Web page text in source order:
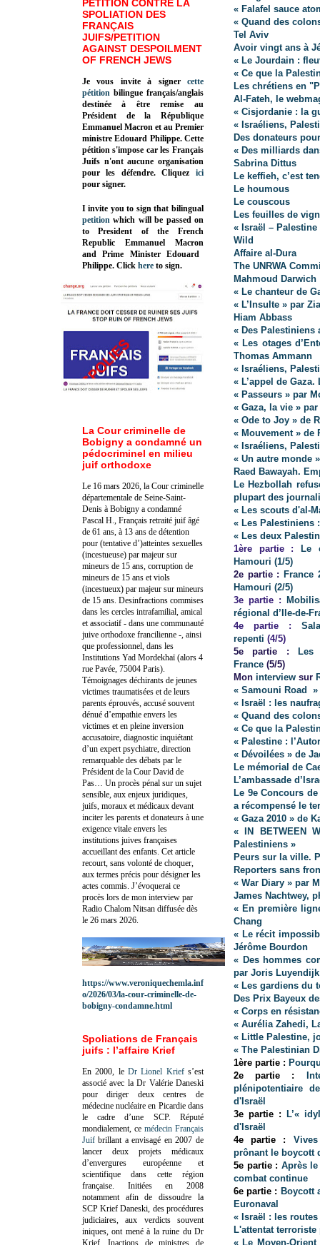
« Falafel sauce
« Quand des
Tel Aviv
Avoir vingt ans à
« Le Jourdain :
« Ce que la
Les chrétiens en
Al-Fateh, le
« Cisjordanie : la
« Israéliens,
Des donateurs
« Des milliards
Sabrina Dittus
Le keffieh, c’est
Le houmous
Le couscous
Les feuilles de
« Israël –
Wild
Affaire al-Dura
The UNRWA
Mahmoud Darwich
« Le chanteur de
« L’Insulte » par
Hiam Abbass
« Des Palestiniens
« Les otages
Thomas Ammann
« Israéliens,
« L’appel de
« Passeurs » par
« Gaza, la vie »
« Ode to Joy » de
« Mouvement » de
« Israéliens,
« Un autre monde
Raed Bawayah.
Le Hezbollah
plupart des
« Les scouts d'al-
« Les Palestiniens
« Les deux
1ère partie :
Le
Hamouri (1/5)
2e partie : France
Hamouri (2/5)
3e partie :
régional d’Ile-de-
4e partie :
repenti (4/5)
5e partie :
Les
France (5/5)
Mon interview sur
« Samouni Road »
« Israël : les
« Quand des
« Ce que la
« Palestine :
« Dévoilées » de
Le mémorial de
L’ambassade
Le 9e Concours
a récompensé le
« Gaza 2010 » de
« IN BETWEEN
Palestiniens »
Peurs sur la ville.
Reporters sans
« War Diary » par
James Nachtwey,
« En première
Chang
« Le récit
Jérôme Bourdon
« Des hommes
par Joris Luyendijk
« Les gardiens du
Des Prix Bayeux
« Corps en
« Aurélia Zahedi,
« Little Palestine,
« The Palestinian
1ère partie :
2e partie :
plénipotentiaire
d'Israël
3e partie :
L’«
d'Israël
4e partie :
prônant le boycott
5e partie : Après
combat continue
6e partie : Boycott
Euronaval
« Israël : les routes
L'attentat
« Le Moyen-
PETITION CONTRE LA
SPOLIATION DES
FRANÇAIS
JUIFS/PETITION
AGAINST DESPOILMENT
OF FRENCH JEWS
Je vous invite à signer cette
pétition bilingue français/anglais
destinée à être remise au
Président de la République
Emmanuel Macron et au Premier
ministre Edouard Philippe. Cette
pétition s'impose car les Français
Juifs n'ont aucune organisation
pour les défendre. Cliquez
ici
pour signer.
I invite you to sign that bilingual
petition which will be passed on
to President of the French
Republic Emmanuel Macron
and Prime MinisterEdouard
Philippe. Click here to sign.
La Cour criminelle de
Bobigny a condamné un
pédocriminel en milieu
juif orthodoxe
Le 16 mars 2026, la Cour criminelle
départementale de Seine-Saint-
Denis à Bobigny a condamné
Pascal H., Français retraité juif âgé
de 61 ans, à 13 ans de détention
pour (tentative d’)atteintes sexuelles
(incestueuse) par majeur sur
mineurs de 15 ans, corruption de
mineurs de 15 ans et viols
(incestueux) par majeur sur mineurs
de 15 ans. Desinfractions commises
dans les cercles intrafamilial, amical
et associatif - dans une communauté
juive orthodoxe francilienne -, ainsi
que professionnel, dans les
Institutions Yad Mordekhaï (alors 4
rue Pavée, 75004 Paris).
Témoignages déchirants de jeunes
victimes traumatisées et de leurs
parents éprouvés, accusé souvent
dénué d’empathie envers les
victimes et en pleine inversion
accusatoire, diagnostic inquiétant
d’un expert psychiatre, direction
remarquable des débats par le
Président de la Cour David de
Pas… Un procès pénal sur un sujet
sensible, aux enjeux juridiques,
juifs, moraux et médicaux devant
inciter les parents et donateurs à une
exigence vitale envers les
institutions juives françaises
accueillant des enfants. Cet article
recourt, sans volonté de choquer,
aux termes précis pour désigner les
actes commis. J’évoquerai ce
procès lors de mon interview par
Radio Chalom Nitsan diffusée dès
le 26 mars 2026.
https://www.veroniquechemla.inf
o/2026/03/la-cour-criminelle-de-
bobigny-condamne.html
Spoliations de Français
juifs : l’affaire Krief
En 2000, le Dr Lionel Kriefs’est
associé avec la Dr Valérie Daneski
pour diriger deux centres de
médecine nucléaire en Picardie dans
le cadre d’une SCP. Réputé
mondialement, ce médecin Français
Juif brillant a envisagé en 2007 de
lancer deux projets médicaux
d’envergures européenne et
scientifique dans cette région
française. Initiées en 2008
notamment afin de dissoudre la
SCP Krief Daneski, des procédures
judiciaires, aux verdicts souvent
iniques, ont mené à la ruine du Dr
Krief.Inactions de ministres de